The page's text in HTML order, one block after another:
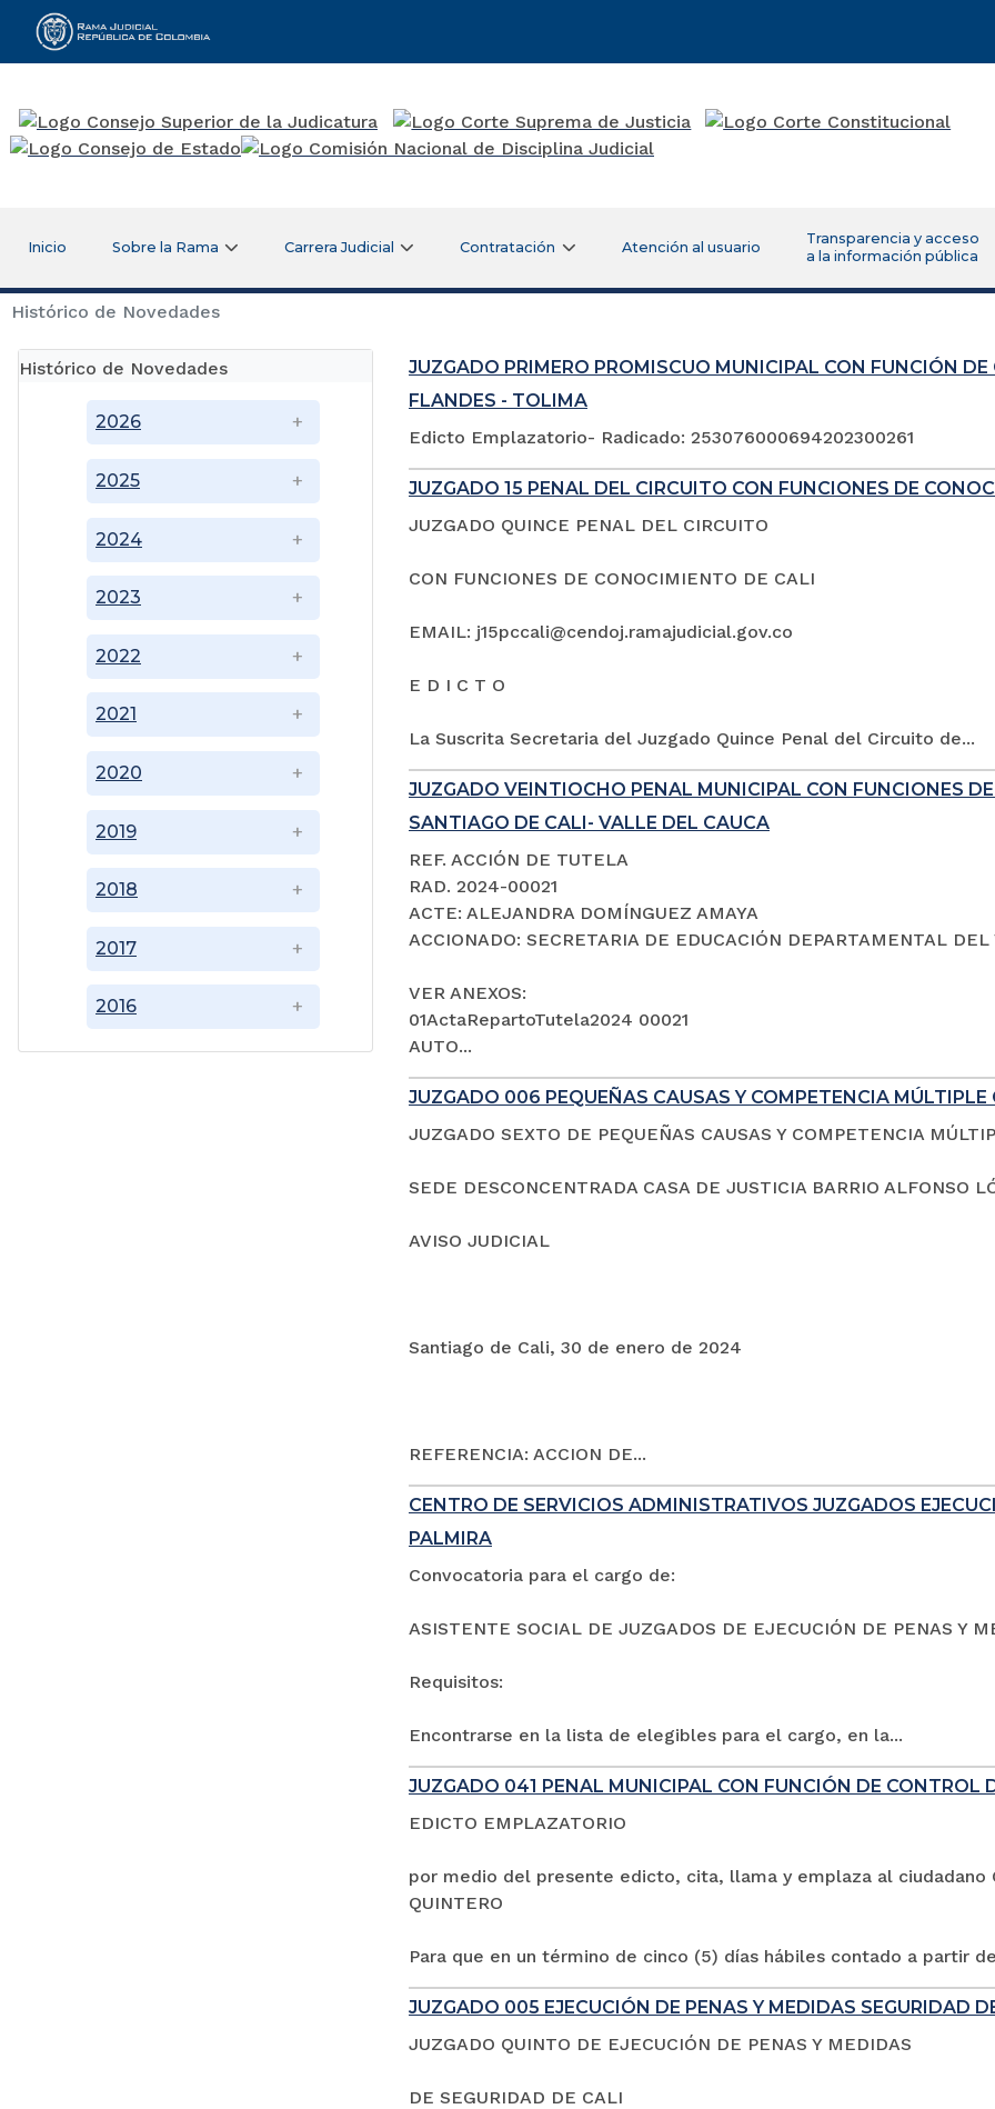
Rama Judicial
Inicio Sobre la Rama Carrera Judicial Contratación Atención al usuario
Transparencia y acceso
a la información pública
Histórico de Novedades
Histórico de Novedades
2016
2017
2018
2019
2020
2021
2022
2023
2024
2025
2026
JUZGADO PRIMERO PROMISCUO MUNICIPAL CON FUNCIÓN
FLANDES - TOLIMA
Edicto Emplazatorio- Radicado: 253076000694202300261
JUZGADO 15 PENAL DEL CIRCUITO CON FUNCIONES DE
JUZGADO QUINCE PENAL DEL CIRCUITO
CON FUNCIONES DE CONOCIMIENTO DE CALI
EMAIL: j15pccali@cendoj.ramajudicial.gov.co
E D I C T O
La Suscrita Secretaria del Juzgado Quince Penal del Circuito de...
JUZGADO VEINTIOCHO PENAL MUNICIPAL CON FUNCIONES
SANTIAGO DE CALI- VALLE DEL CAUCA
REF. ACCIÓN DE TUTELA
RAD. 2024-00021
ACTE: ALEJANDRA DOMÍNGUEZ AMAYA
ACCIONADO: SECRETARIA DE EDUCACIÓN DEPARTAMENTAL
VER ANEXOS:
01ActaRepartoTutela2024 00021
AUTO...
JUZGADO 006 PEQUEÑAS CAUSAS Y COMPETENCIA MÚLTIPLE
JUZGADO SEXTO DE PEQUEÑAS CAUSAS Y COMPETENCIA
SEDE DESCONCENTRADA CASA DE JUSTICIA BARRIO ALFONSO
AVISO JUDICIAL
Santiago de Cali, 30 de enero de 2024
REFERENCIA: ACCION DE...
CENTRO DE SERVICIOS ADMINISTRATIVOS JUZGADOS
PALMIRA
Convocatoria para el cargo de:
ASISTENTE SOCIAL DE JUZGADOS DE EJECUCIÓN DE PENAS Y
Requisitos:
Encontrarse en la lista de elegibles para el cargo, en la...
JUZGADO 041 PENAL MUNICIPAL CON FUNCIÓN DE CONTROL
EDICTO EMPLAZATORIO
por medio del presente edicto, cita, llama y emplaza al ciudadano
QUINTERO
Para que en un término de cinco (5) días hábiles contado a partir
JUZGADO 005 EJECUCIÓN DE PENAS Y MEDIDAS SEGURIDAD
JUZGADO QUINTO DE EJECUCIÓN DE PENAS Y MEDIDAS
DE SEGURIDAD DE CALI